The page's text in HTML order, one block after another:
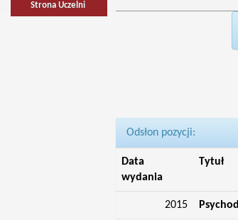
Strona Uczelni
Odsłon pozycji:
Data
wydania
Tytuł
2015